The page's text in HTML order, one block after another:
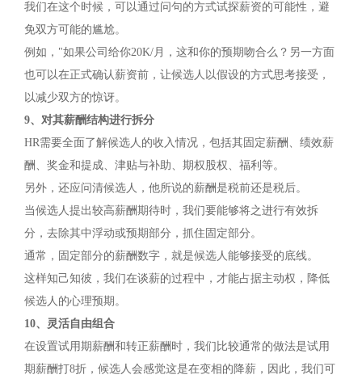
我们在这个时候，可以通过问句的方式试探薪资的可能性，避
免双方可能的尴尬。
例如，"如果公司给你20K/月，这和你的预期吻合么？另一方面
也可以在正式确认薪资前，让候选人以假设的方式思考接受，
以减少双方的惊讶。
9、对其薪酬结构进行拆分
HR需要全面了解候选人的收入情况，包括其固定薪酬、绩效薪
酬、奖金和提成、津贴与补助、期权股权、福利等。
另外，还应问清候选人，他所说的薪酬是税前还是税后。
当候选人提出较高薪酬期待时，我们要能够将之进行有效拆
分，去除其中浮动或预期部分，抓住固定部分。
通常，固定部分的薪酬数字，就是候选人能够接受的底线。
这样知己知彼，我们在谈薪的过程中，才能占据主动权，降低
候选人的心理预期。
10、灵活自由组合
在设置试用期薪酬和转正薪酬时，我们比较通常的做法是试用
期薪酬打8折，候选人会感觉这是在变相的降薪，因此，我们可